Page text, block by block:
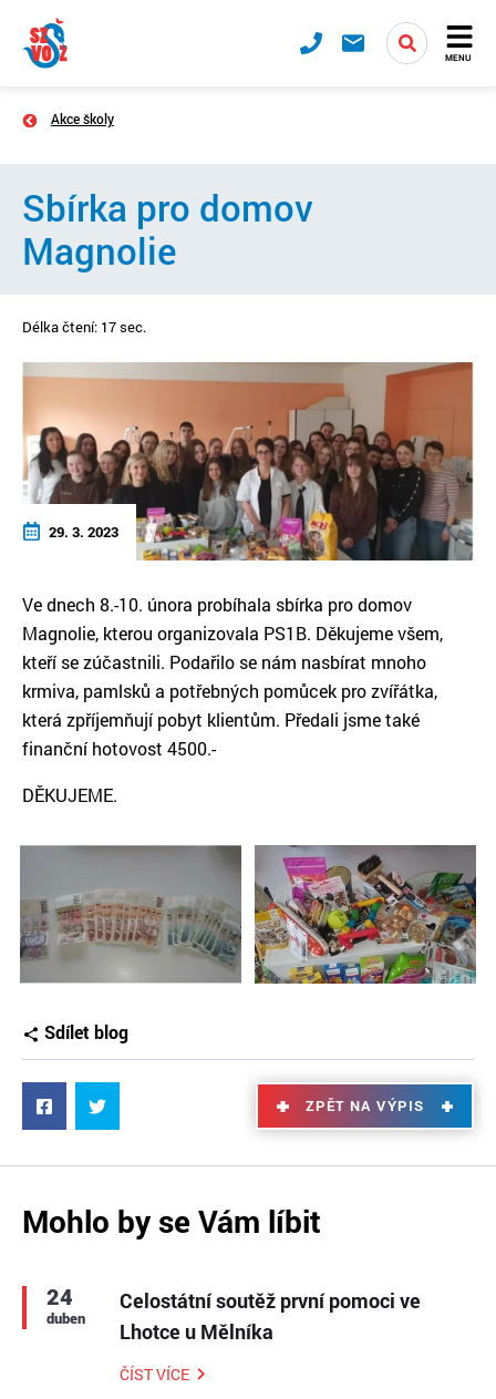
MENU
Akce školy
Sbírka pro domov
Magnolie
Délka čtení: 17 sec.
29. 3. 2023
Ve dnech 8.-10. února probíhala sbírka pro domov
Magnolie, kterou organizovala PS1B. Děkujeme všem,
kteří se zúčastnili. Podařilo se nám nasbírat mnoho
krmiva, pamlsků a potřebných pomůcek pro zvířátka,
která zpříjemňují pobyt klientům. Předali jsme také
finanční hotovost 4500.-
DĚKUJEME.
Sdílet blog
ZPĚT NA VÝPIS
Mohlo by se Vám líbit
24
duben
Celostátní soutěž první pomoci ve
Lhotce u Mělníka
ČÍST VÍCE